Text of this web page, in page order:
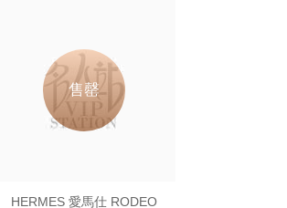
售罄
HERMES 愛馬仕 RODEO